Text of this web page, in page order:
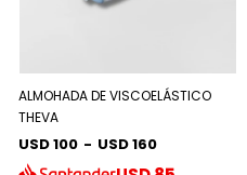
ALMOHADA DE VISCOELÁSTICO
THEVA
USD 100 - USD 160